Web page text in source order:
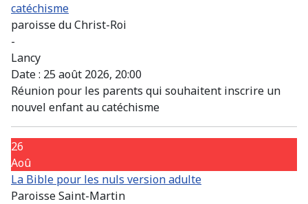
catéchisme
paroisse du Christ-Roi
-
Lancy
Date : 25 août 2026, 20:00
Réunion pour les parents qui souhaitent inscrire un
nouvel enfant au catéchisme
26
Aoû
La Bible pour les nuls version adulte
Paroisse Saint-Martin